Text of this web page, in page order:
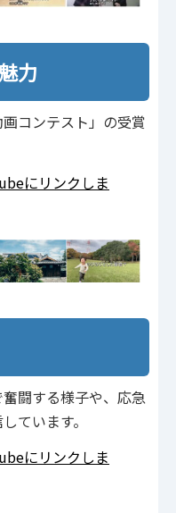
力
コンテスト」の受賞
にリンクしま
闘する様子や、応急
ています。
にリンクしま